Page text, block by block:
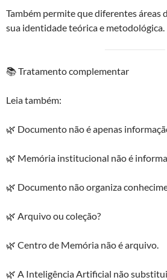
Também permite que diferentes áreas
sua identidade teórica e metodológica.
📚 Tratamento complementar
Leia também:
🌿 Documento não é apenas
🌿 Memória institucional não é
🌿 Documento não organiza
🌿 Arquivo ou coleção?
🌿 Centro de Memória não é arquivo.
🌿 A Inteligência Artificial não